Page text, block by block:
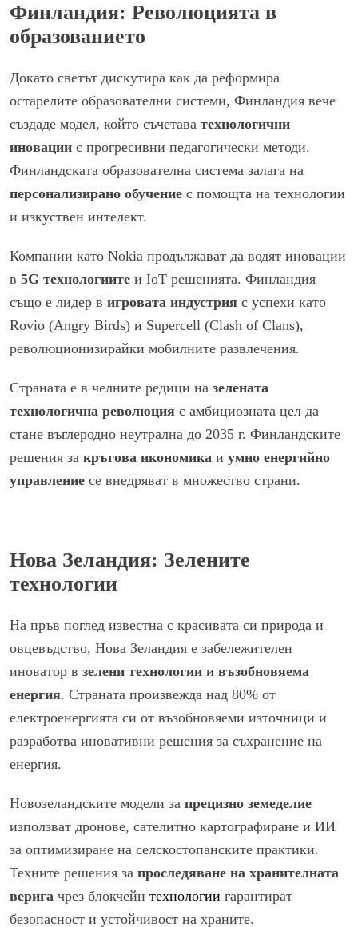
Финландия: Революцията в
образованието
Докато светът дискутира как да реформира
остарелите образователни системи, Финландия вече
създаде модел, който съчетава технологични
иновации с прогресивни педагогически методи.
Финландската образователна система залага на
персонализирано обучение с помощта на технологии
и изкуствен интелект.
Компании като Nokia продължават да водят иновации
в 5G технологиите и IoT решенията. Финландия
също е лидер в игровата индустрия с успехи като
Rovio (Angry Birds) и Supercell (Clash of Clans),
революционизирайки мобилните развлечения.
Страната е в челните редици на зелената
технологична революция с амбициозната цел да
стане въглеродно неутрална до 2035 г. Финландските
решения за кръгова икономика и умно енергийно
управление се внедряват в множество страни.
Нова Зеландия: Зелените
технологии
На пръв поглед известна с красивата си природа и
овцевъдство, Нова Зеландия е забележителен
иноватор в зелени технологии и възобновяема
енергия. Страната произвежда над 80% от
електроенергията си от възобновяеми източници и
разработва иновативни решения за съхранение на
енергия.
Новозеландските модели за прецизно земеделие
използват дронове, сателитно картографиране и ИИ
за оптимизиране на селскостопанските практики.
Техните решения за проследяване на хранителната
верига чрез блокчейн технологии гарантират
безопасност и устойчивост на храните.